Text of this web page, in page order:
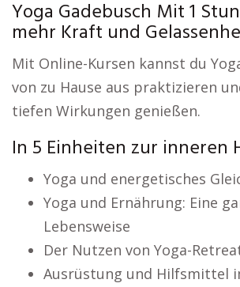
Yoga Gadebusch Mit 1
mehr Kraft und
Mit Online-Kursen kannst du
von zu Hause aus praktizieren
tiefen Wirkungen genießen.
In 5 Einheiten zur inneren
Yoga und energetisches
Yoga und Ernährung: Eine
Lebensweise
Der Nutzen von Yoga-
Ausrüstung und Hilfsmittel